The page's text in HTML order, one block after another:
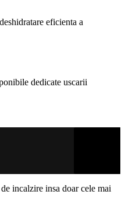
eficienta a
dedicate uscarii
incalzire insa doar cele mai